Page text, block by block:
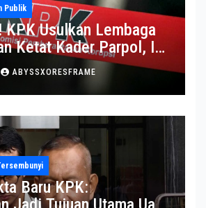
Publik
KPK Usulkan Lembaga
Ketat Kader Parpol, Ini
ABYSSXORESFRAME
Baru KPK: